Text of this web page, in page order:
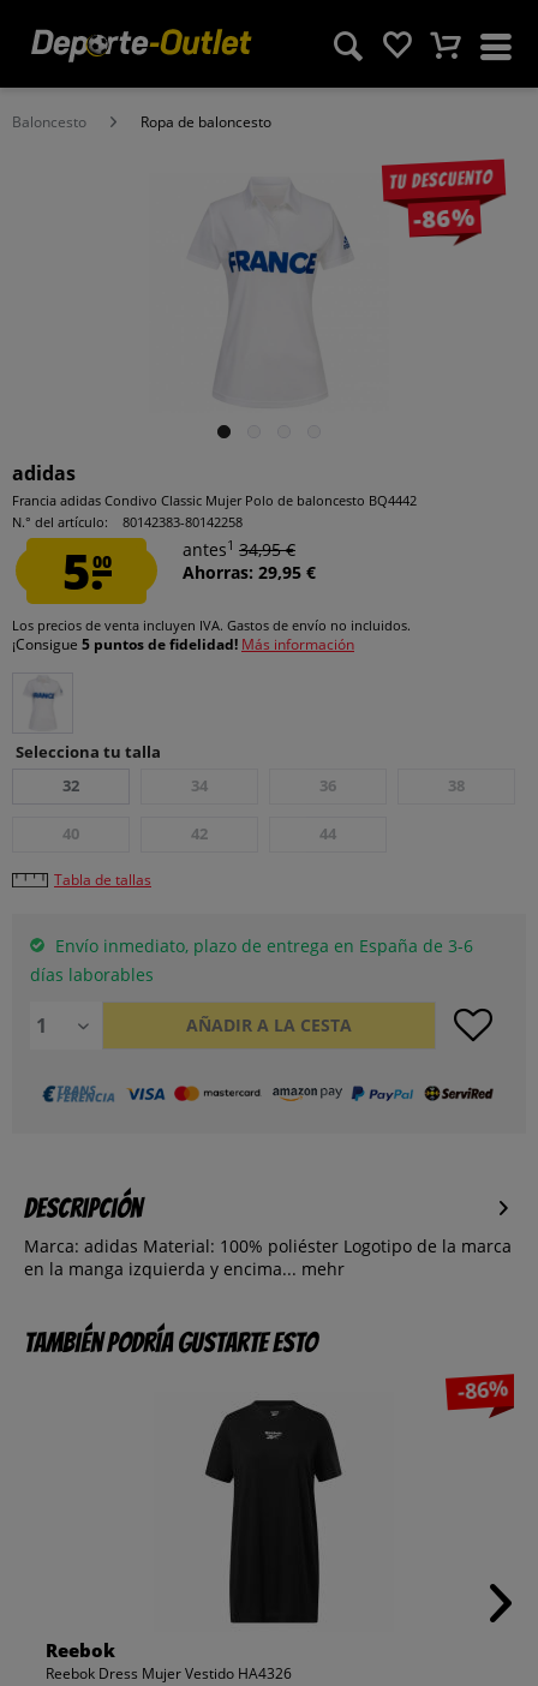
Baloncesto Ropa de baloncesto
Tu descuento
-86%
adidas
Francia adidas Condivo Classic Mujer Polo de baloncesto BQ4442
N.° del artículo:
80142383-80142258
5.00
antes1 34,95 €
Ahorras: 29,95 €
Los precios de venta incluyen IVA. Gastos de envío no incluidos.
¡Consigue 5 puntos de fidelidad! Más información
Selecciona tu talla
32
34 36 38
40 42 44
Tabla de tallas
Envío inmediato, plazo de entrega en España de 3-6
días laborables
AÑADIR A LA CESTA
Descripción
Marca: adidas Material: 100% poliéster Logotipo de la marca
en la manga izquierda y encima... mehr
También podría gustarte esto
-86%
Reebok
Reebok Dress Mujer Vestido HA4326